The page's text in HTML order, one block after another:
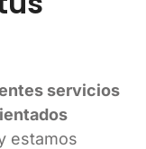
servicios
estamos